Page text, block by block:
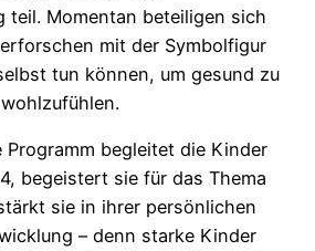
teil. Momentan beteiligen sich
mit der Symbolfigur
tun können, um gesund zu
Programm begleitet die Kinder
begeistert sie für das Thema
sie in ihrer persönlichen
– denn starke Kinder